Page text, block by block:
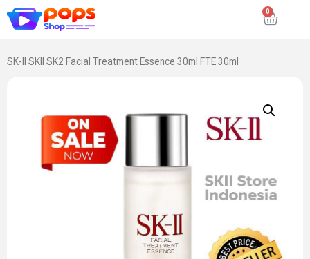
SK-II SKII SK2 Facial Treatment Essence 30ml FTE 30ml